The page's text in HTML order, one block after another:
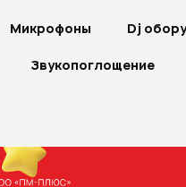
Микрофоны Dj
Звукопоглощение